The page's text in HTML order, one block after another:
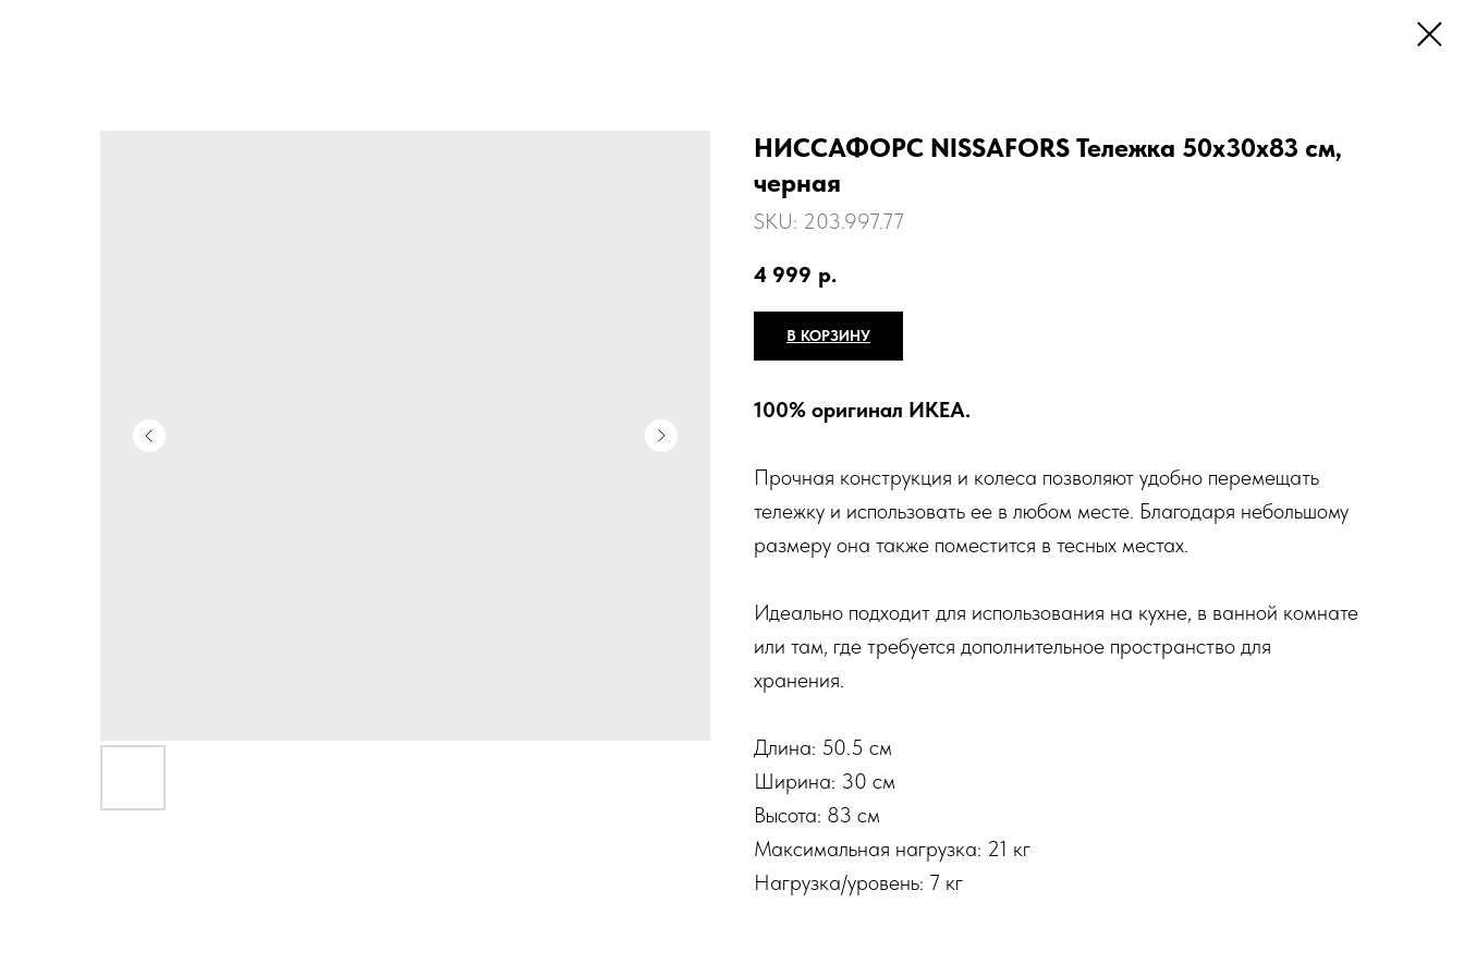
НИССАФОРС NISSAFORS Тележка 50х30х83 см,
черная
SKU: 203.997.77
4 999 р.
В КОРЗИНУ
100% оригинал ИКЕА.
Прочная конструкция и колеса позволяют удобно перемещать
тележку и использовать ее в любом месте. Благодаря небольшому
размеру она также поместится в тесных местах.
Идеально подходит для использования на кухне, в ванной комнате
или там, где требуется дополнительное пространство для
хранения.
Длина: 50.5 см
Ширина: 30 см
Высота: 83 см
Максимальная нагрузка: 21 кг
Нагрузка/уровень: 7 кг